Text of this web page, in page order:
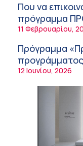
φάρμακα
9:21 πμ
Υπάρχει
λέει η
7:38 πμ
Πυρκαγιά στη
τη δημόσια
Metropolitan
την Ογκολογία
Που να
πρόγραμμα
παχυσαρκίας
11 Φεβρουαρίου,
Πρόγραμμα
Δωρεάν
2030
12 Ιουνίου, 2026